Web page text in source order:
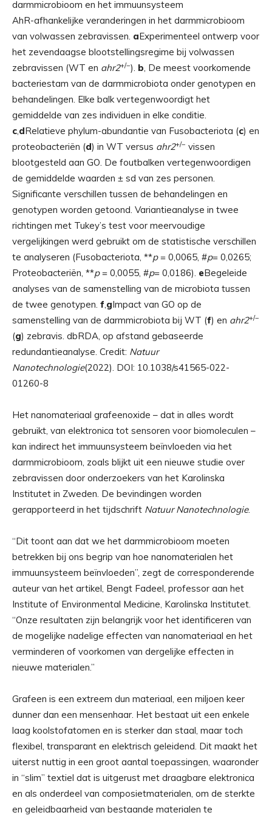
AhR-afhankelijke veranderingen in het darmmicrobioom
van volwassen zebravissen. aExperimenteel ontwerp voor
het zevendaagse blootstellingsregime bij volwassen
zebravissen (WT en ahr2+/−). b, De meest voorkomende
bacteriestam van de darmmicrobiota onder genotypen en
behandelingen. Elke balk vertegenwoordigt het
gemiddelde van zes individuen in elke conditie.
c,dRelatieve phylum-abundantie van Fusobacteriota (c) en
proteobacteriën (d) in WT versus ahr2+/− vissen
blootgesteld aan GO. De foutbalken vertegenwoordigen
de gemiddelde waarden ± sd van zes personen.
Significante verschillen tussen de behandelingen en
genotypen worden getoond. Variantieanalyse in twee
richtingen met Tukey’s test voor meervoudige
vergelijkingen werd gebruikt om de statistische verschillen
te analyseren (Fusobacteriota, **p= 0,0065, #p= 0,0265;
Proteobacteriën, **p= 0,0055, #p= 0,0186). eBegeleide
analyses van de samenstelling van de microbiota tussen
de twee genotypen. f,gImpact van GO op de
samenstelling van de darmmicrobiota bij WT (f) en ahr2+/−
(g) zebravis. dbRDA, op afstand gebaseerde
redundantieanalyse. Credit: Natuur
Nanotechnologie(2022). DOI: 10.1038/s41565-022-
01260-8
Het nanomateriaal grafeenoxide – dat in alles wordt
gebruikt, van elektronica tot sensoren voor biomoleculen –
kan indirect het immuunsysteem beïnvloeden via het
darmmicrobioom, zoals blijkt uit een nieuwe studie over
zebravissen door onderzoekers van het Karolinska
Institutet in Zweden. De bevindingen worden
gerapporteerd in het tijdschrift Natuur Nanotechnologie.
“Dit toont aan dat we het darmmicrobioom moeten
betrekken bij ons begrip van hoe nanomaterialen het
immuunsysteem beïnvloeden”, zegt de corresponderende
auteur van het artikel, Bengt Fadeel, professor aan het
Institute of Environmental Medicine, Karolinska Institutet.
“Onze resultaten zijn belangrijk voor het identificeren van
de mogelijke nadelige effecten van nanomateriaal en het
verminderen of voorkomen van dergelijke effecten in
nieuwe materialen.”
Grafeen is een extreem dun materiaal, een miljoen keer
dunner dan een mensenhaar. Het bestaat uit een enkele
laag koolstofatomen en is sterker dan staal, maar toch
flexibel, transparant en elektrisch geleidend. Dit maakt het
uiterst nuttig in een groot aantal toepassingen, waaronder
in “slim” textiel dat is uitgerust met draagbare elektronica
en als onderdeel van composietmaterialen, om de sterkte
en geleidbaarheid van bestaande materialen te